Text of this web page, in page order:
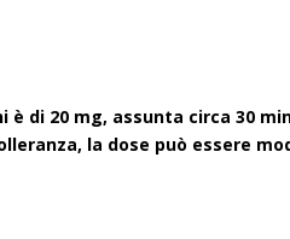
di 20 mg, assunta circa 30
la dose può essere